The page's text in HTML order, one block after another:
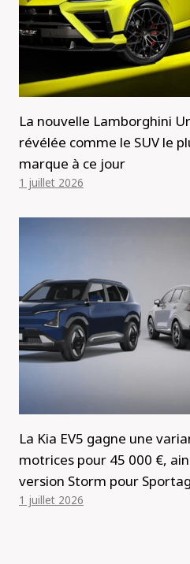
La nouvelle Lamborghini
révélée comme le SUV le
marque à ce jour
1 juillet 2026
La Kia EV5 gagne une
motrices pour 45 000 €,
version Storm pour
1 juillet 2026